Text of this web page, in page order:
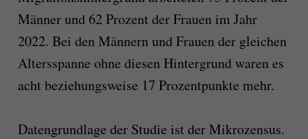
Männer und 62 Prozent der Frauen im Jahr
2022. Bei den Männern und Frauen der gleichen
Altersspanne ohne diesen Hintergrund waren es
acht beziehungsweise 17 Prozentpunkte mehr.
Datengrundlage der Studie ist der Mikrozensus.